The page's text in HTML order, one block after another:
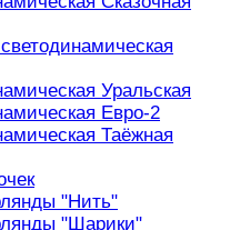
Уральская
Евро-2
Таёжная
"Нить"
"Шарики"